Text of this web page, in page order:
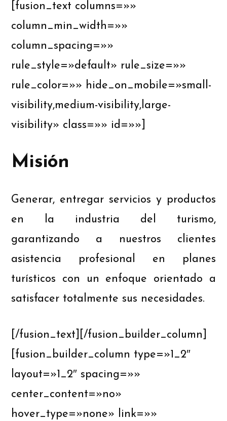
[fusion_text columns=»»
column_min_width=»»
column_spacing=»»
rule_style=»default» rule_size=»»
rule_color=»» hide_on_mobile=»small-
visibility,medium-visibility,large-
visibility» class=»» id=»»]
Misión
Generar, entregar servicios y productos
en la industria del turismo,
garantizando a nuestros clientes
asistencia profesional en planes
turísticos con un enfoque orientado a
satisfacer totalmente sus necesidades.
[/fusion_text][/fusion_builder_column]
[fusion_builder_column type=»1_2″
layout=»1_2″ spacing=»»
center_content=»no»
hover_type=»none» link=»»